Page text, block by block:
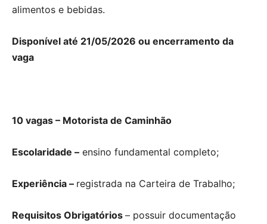
alimentos e bebidas.
Disponível até 21/05/2026 ou encerramento da
vaga
10 vagas – Motorista de Caminhão
Escolaridade – ensino fundamental completo;
Experiência – registrada na Carteira de Trabalho;
Requisitos Obrigatórios – possuir documentação